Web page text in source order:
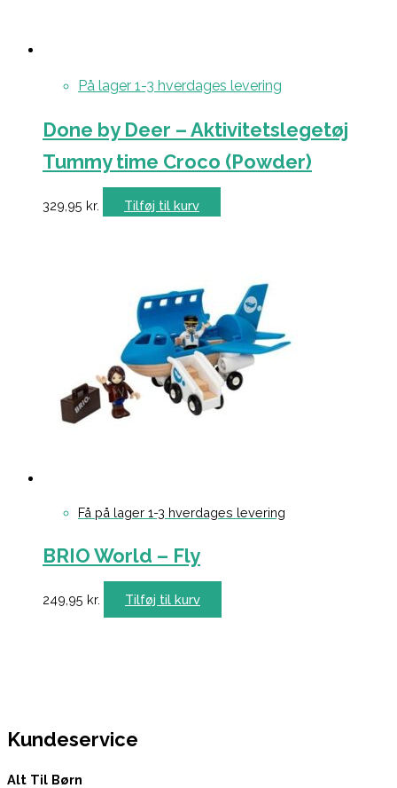
På lager 1-3 hverdages levering
Done by Deer – Aktivitetslegetøj
Tummy time Croco (Powder)
329,95 kr. Tilføj til kurv
Få på lager 1-3 hverdages levering
BRIO World – Fly
249,95 kr. Tilføj til kurv
Kundeservice
Alt Til Børn